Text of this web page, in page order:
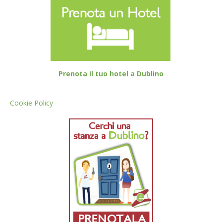
Prenota il tuo hotel a Dublino
Cookie Policy